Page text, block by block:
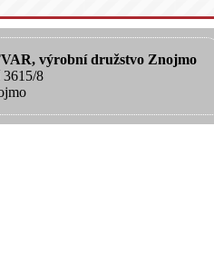
výrobní družstvo Znojmo
3615/8